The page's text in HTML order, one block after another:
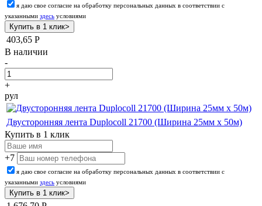
я даю свое согласие на обработку персональных данных в соответствии с
указанными здесь условиями
403,65 Р
В наличии
-
+
рул
Двусторонняя лента Duplocoll 21700 (Ширина 25мм х 50м)
Купить в 1 клик
+7
я даю свое согласие на обработку персональных данных в соответствии с
указанными здесь условиями